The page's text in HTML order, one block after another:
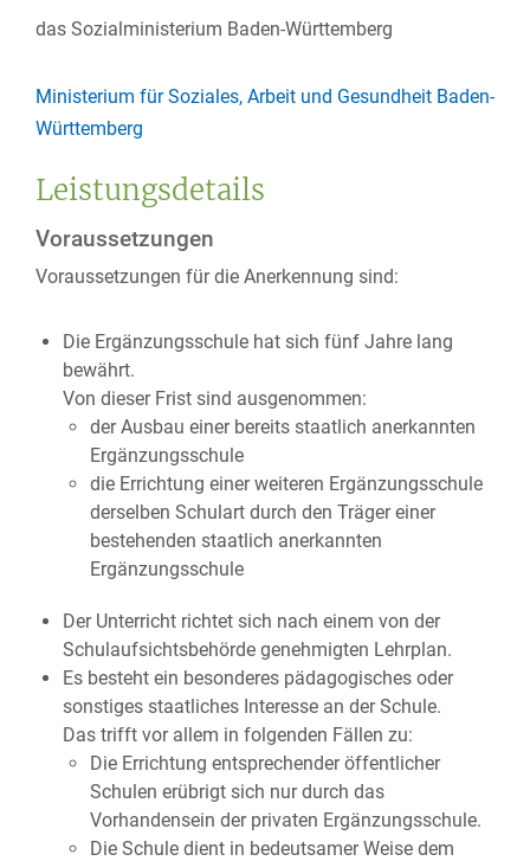
das Sozialministerium Baden-Württemberg
Ministerium für Soziales, Arbeit und Gesundheit Baden-
Württemberg
Leistungsdetails
Voraussetzungen
Voraussetzungen für die Anerkennung sind:
Die Ergänzungsschule hat sich fünf Jahre lang
bewährt.
Von dieser Frist sind ausgenommen:
der Ausbau einer bereits staatlich anerkannten
Ergänzungsschule
die Errichtung einer weiteren Ergänzungsschule
derselben Schulart durch den Träger einer
bestehenden staatlich anerkannten
Ergänzungsschule
Der Unterricht richtet sich nach einem von der
Schulaufsichtsbehörde genehmigten Lehrplan.
Es besteht ein besonderes pädagogisches oder
sonstiges staatliches Interesse an der Schule.
Das trifft vor allem in folgenden Fällen zu:
Die Errichtung entsprechender öffentlicher
Schulen erübrigt sich nur durch das
Vorhandensein der privaten Ergänzungsschule.
Die Schule dient in bedeutsamer Weise dem